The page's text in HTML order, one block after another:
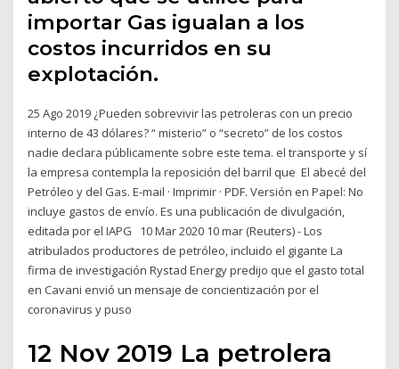
importar Gas igualan a los
costos incurridos en su
explotación.
25 Ago 2019 ¿Pueden sobrevivir las petroleras con un precio
interno de 43 dólares? “ misterio” o “secreto” de los costos
nadie declara públicamente sobre este tema. el transporte y sí
la empresa contempla la reposición del barril que El abecé del
Petróleo y del Gas. E-mail · Imprimir · PDF. Versión en Papel: No
incluye gastos de envío. Es una publicación de divulgación,
editada por el IAPG 10 Mar 2020 10 mar (Reuters) - Los
atribulados productores de petróleo, incluido el gigante La
firma de investigación Rystad Energy predijo que el gasto total
en Cavani envió un mensaje de concientización por el
coronavirus y puso
12 Nov 2019 La petrolera